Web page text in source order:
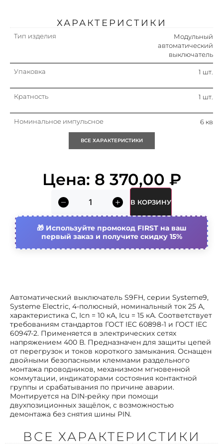
Автоматический выключатель S9FH, серии Systeme9,
Systeme Electric, 4-полюсный, номинальный ток 25 А,
характеристика C, Icn = 10 кА, Icu = 15 кА. Соответствует
требованиям стандартов ГОСТ IEC 60898-1 и ГОСТ IEC
60947-2. Применяется в электрических сетях
напряжением 400 В. Предназначен для защиты цепей
от перегрузок и токов короткого замыкания. Оснащен
двойными безопасными клеммами раздельного
монтажа проводников, механизмом мгновенной
коммутации, индикаторами состояния контактной
группы и срабатывания по причине аварии.
Монтируется на DIN-рейку при помощи
двухпозиционных защёлок, с возможностью
демонтажа без снятия шины PIN.
ХАРАКТЕРИСТИКИ
Тип изделия
Модульный
автоматический
выключатель
Упаковка 1 шт.
Кратность 1 шт.
Номинальное импульсное
6 кв
способность при коротком
замыкании icu iec 60947-2 при
230в
Номин. отключающая
способность при коротком
замыкании icu iec 60898 при 400
10 ка
Возможна дополнит.
комплектация
Да
Рабочая температура
окружающей среды
-35…70 °c
Поперечн. сечение подключ.
многопроволочного (гибкого)
провода
1…16 мм²
Поперечн. сечение подключ.
однопроволочного (жесткого)
провода
1…25 мм²
Номин. отключающая
Количество защищенных
ВСЕ ХАРАКТЕРИСТИКИ
Цена: 8 370,00 ₽
В КОРЗИНУ
Используйте промокод FIRST на ваш
первый заказ и получите скидку 15%
ВСЕ ХАРАКТЕРИСТИКИ